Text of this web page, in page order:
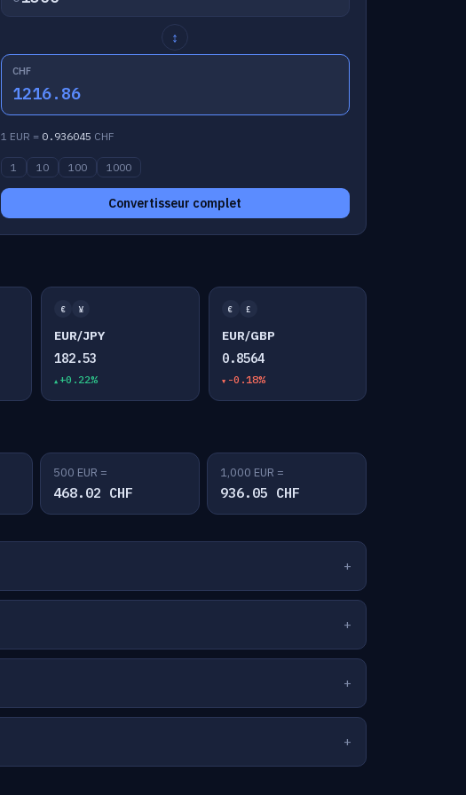
↕
CHF
1216.86
1 EUR = 0.936045 CHF
1 10 100 1000
Convertisseur complet
€ ¥
EUR/JPY
182.53
+0.22%
€ £
EUR/GBP
0.8564
-0.18%
500 EUR =
468.02 CHF
1,000 EUR =
936.05 CHF